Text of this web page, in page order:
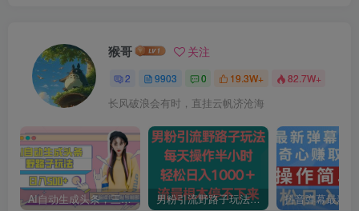
猴哥 关注
2 9903 0 19.3W+ 82.7W+
长风破浪会有时，直挂云帆济沧海
AI自动生成头条，三天必起号，三分钟轻松发布内容，复制粘贴，保姆级教… 男粉引流野路子玩法，每天操作半小时轻松日入1000＋，流量根本停不下来